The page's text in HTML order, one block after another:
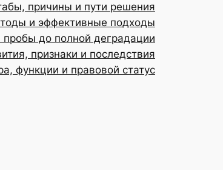
причины и пути решения
и эффективные подходы
пробы до полной деградации
признаки и последствия
функции и правовой статус